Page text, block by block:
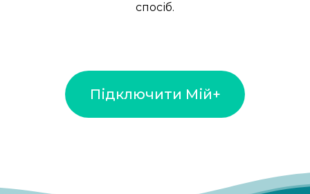
спосіб.
Підключити Мій+